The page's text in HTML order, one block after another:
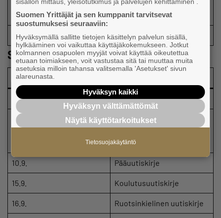
Kuntavaikuttaja-uutiskirje;
Jäsenetu-uutiskirje
27.8. Pääuutiskirje
Syyskuu
Päivämäärä
3.9. Pääuutiskirje
8.9.
Paikallisyhdistysviesti ja
aluejärjestöviesti;
Tapahtumauutiskirje
10.9. Pääuutiskirje
15.9. Koulutusuutiskirje
16.9. Ruotsinkielinen uutiskirje
Suomen Yrittäjät ja sen kumppanit tarvitsevat
suostumuksesi seuraaviin:
Hyväksymällä sallitte tietojen käsittelyn palvelun sisällä,
hylkääminen voi vaikuttaa käyttäjäkokemukseen. Jotkut
kolmannen osapuolen myyjät voivat käyttää oikeutettua
etuaan toimiakseen, voit vastustaa sitä tai muuttaa muita
asetuksia milloin tahansa valitsemalla 'Asetukset' sivun
alareunasta.
Hyväksyn kaikki
Hyväksyn välttämättömät
Näytä käyttötarkoitukset
Tietosuojakäytäntö